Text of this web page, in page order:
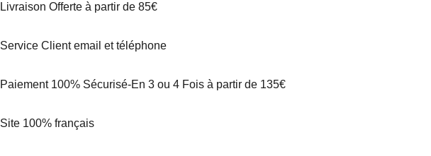
Livraison Offerte à partir de 85€
Service Client email et téléphone
Paiement 100% Sécurisé-En 3 ou 4 Fois à partir de 135€
Site 100% français